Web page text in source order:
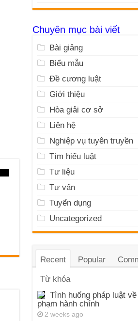
Chuyên mục bài viết
Bài giảng
Biểu mẫu
Đề cương luật
Giới thiệu
Hòa giải cơ sở
Liên hệ
Nghiệp vụ tuyên truyền
Tìm hiểu luật
Tư liệu
Tư vấn
Tuyển dụng
Uncategorized
Recent Popular
Từ khóa
Tình huống pháp luật
phạm hành chính
2 weeks ago